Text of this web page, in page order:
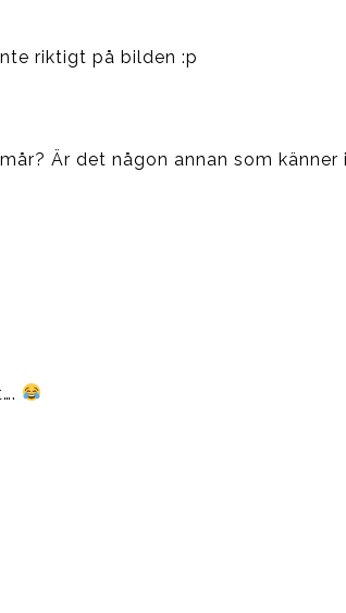
riktigt på bilden :p
Är det någon annan som känner